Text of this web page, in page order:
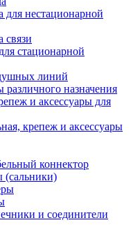
для нестационарной
связи
стационарной
линий
назначения
и аксессуары для
крепеж и аксессуары
коннектор
(сальники)
и соединители